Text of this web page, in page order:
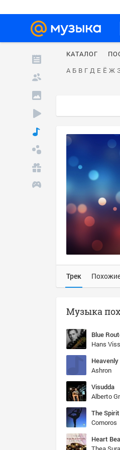
КАТАЛОГ
А Б В Г Д Е Ё Ж
Трек
Музыка
Blue
Hans
Ashron
Visudda
Alberto
The
Comoros
Heart